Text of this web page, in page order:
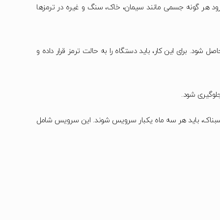
هر گونه جسمی مانند سیمان، خاک، سنگ و غیره در ترمزها
شود. برای این کار، باید دستگاه را به حالت ترمز قرار داده و
شود.
پرگرد و غبار، مرطوب و چسبناک، باید هر سه ماه یکبار سرویس شوند. این سرویس شامل